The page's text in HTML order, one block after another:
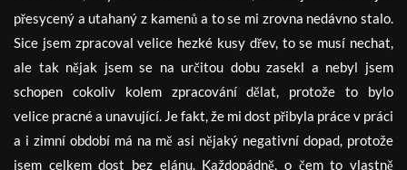
přesycený a utahaný z kamenů a to se mi zrovna nedávno stalo.
Sice jsem zpracoval velice hezké kusy dřev, to se musí nechat,
ale tak nějak jsem se na určitou dobu zasekl a nebyl jsem
schopen cokoliv kolem zpracování dělat, protože to bylo
velice pracné a unavující. Je fakt, že mi dost přibyla práce v práci
a i zimní období má na mě asi nějaký negativní dopad, protože
jsem celkem dost bez elánu. Každopádně, o čem to vlastně